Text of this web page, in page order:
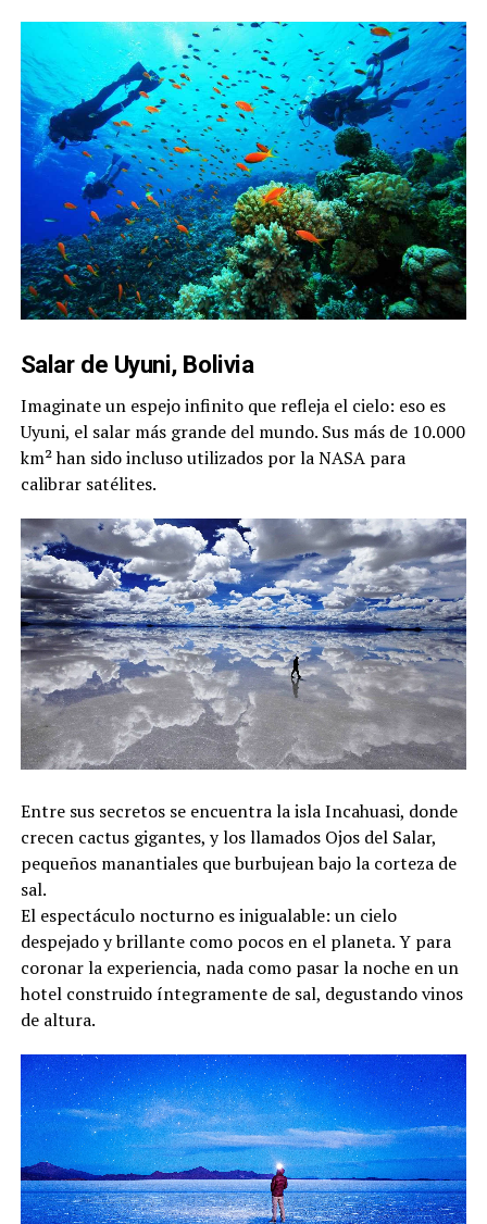
Salar de Uyuni, Bolivia
Imaginate un espejo infinito que refleja el cielo: eso es
Uyuni, el salar más grande del mundo. Sus más de 10.000
km² han sido incluso utilizados por la NASA para
calibrar satélites.
Entre sus secretos se encuentra la isla Incahuasi, donde
crecen cactus gigantes, y los llamados Ojos del Salar,
pequeños manantiales que burbujean bajo la corteza de
sal.
El espectáculo nocturno es inigualable: un cielo
despejado y brillante como pocos en el planeta. Y para
coronar la experiencia, nada como pasar la noche en un
hotel construido íntegramente de sal, degustando vinos
de altura.